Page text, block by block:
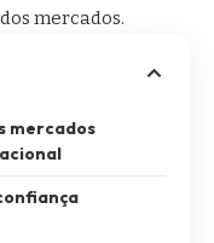
mercados.
mercados